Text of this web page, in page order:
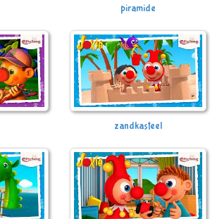
piramide
zandkasteel